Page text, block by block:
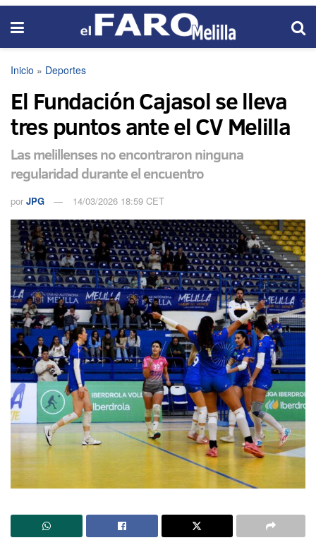
Inicio » Deportes
El Fundación Cajasol se lleva
tres puntos ante el CV Melilla
Las melillenses no encontraron ninguna
regularidad durante el encuentro
por JPG 14/03/2026 18:59 CET